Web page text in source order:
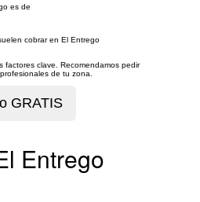
es de
cobrar en El Entrego
factores clave. Recomendamos pedir
de tu zona.
Entrego